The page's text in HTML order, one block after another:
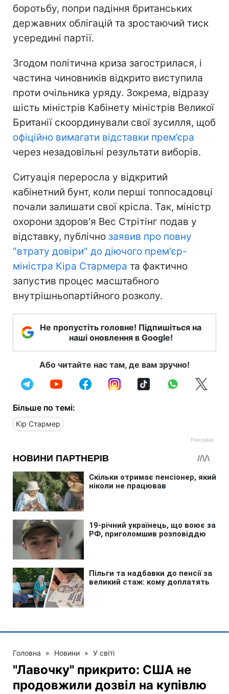
боротьбу, попри падіння британських
державних облігацій та зростаючий тиск
усередині партії.
Згодом політична криза загострилася, і
частина чиновників відкрито виступила
проти очільника уряду. Зокрема, відразу
шість міністрів Кабінету міністрів Великої
Британії скоординували свої зусилля, щоб
офіційно вимагати відставки прем’єра
через незадовільні результати виборів.
Ситуація переросла у відкритий
кабінетний бунт, коли перші топпосадовці
почали залишати свої крісла. Так, міністр
охорони здоров'я Вес Стрітінг подав у
відставку, публічно заявив про повну
"втрату довіри" до діючого прем'єр-
міністра Кіра Стармера та фактично
запустив процес масштабного
внутрішньопартійного розколу.
Не пропустіть головне! Підпишіться на
наші оновлення в Google!
Або читайте нас там, де вам зручно!
Більше по темі:
Кір Стармер
Головна » Новини » У світі
"Лавочку" прикрито: США не
продовжили дозвіл на купівлю